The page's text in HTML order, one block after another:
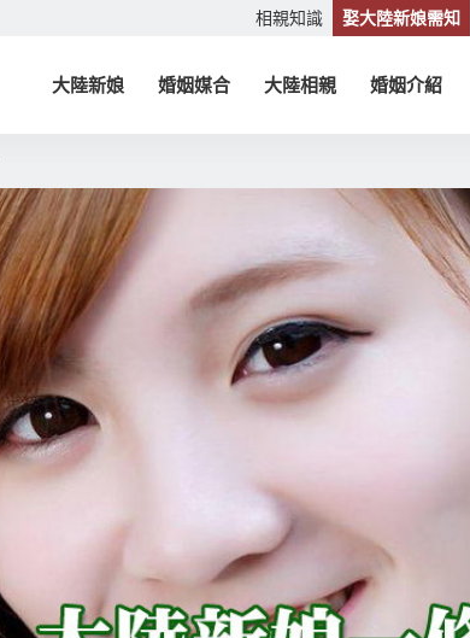
相親知識 娶大陸新娘需知
大陸新娘 婚姻媒合 大陸相親 婚姻介紹